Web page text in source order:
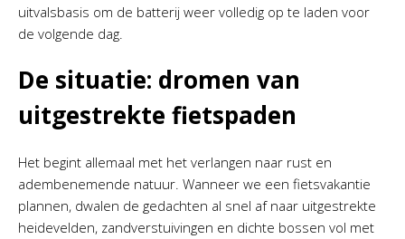
uitvalsbasis om de batterij weer volledig op te laden voor
de volgende dag.
De situatie: dromen van
uitgestrekte fietspaden
Het begint allemaal met het verlangen naar rust en
adembenemende natuur. Wanneer we een fietsvakantie
plannen, dwalen de gedachten al snel af naar uitgestrekte
heidevelden, zandverstuivingen en dichte bossen vol met